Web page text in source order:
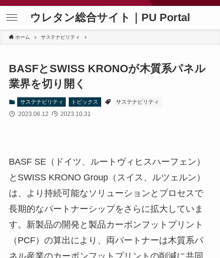
ウレタン総合サイト｜PU Portal
ホーム サステナビリティ
BASFとSWISS KRONOが木質系パネル
業界を切り開く
サステナビリティ トピックス サステナビリティ
2023.06.12 2023.10.31
BASF SE（ドイツ、ルートヴィヒスハーフェン）
とSWISS KRONO Group（スイス、ルツェルン）
は、より持続可能なソリューションとプロセスで
長期的なパートナーシップをさらに拡大していま
す。新製品の開発と製品カーボンフットプリント
（PCF）の算出により、両パートナーは木質系パ